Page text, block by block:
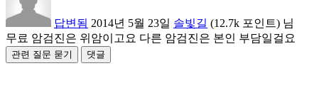
답변됨 2014년 5월 23일 솔빛길 (12.7k 포인트) 님
무료 암검진은 위암이고요 다른 암검진은 본인 부담일걸요